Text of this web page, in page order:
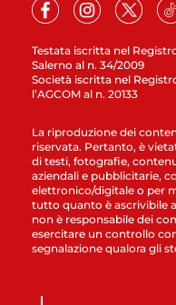
Testata iscritta nel
Salerno al n. 34/2009
Società iscritta nel
l’AGCOM al n. 20133
La riproduzione dei
riservata. Pertanto, è
di testi, fotografie,
aziendali e pubblicitarie,
elettronico/digitale o per
tutto quanto è ascrivibile
non è responsabile dei
esercitare un controllo
segnalazione qualora gli